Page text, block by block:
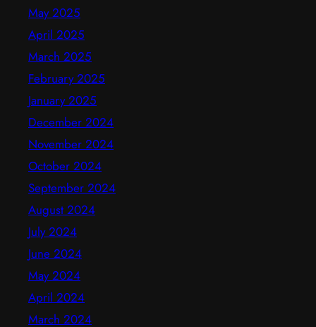
May 2025
April 2025
March 2025
February 2025
January 2025
December 2024
November 2024
October 2024
September 2024
August 2024
July 2024
June 2024
May 2024
April 2024
March 2024